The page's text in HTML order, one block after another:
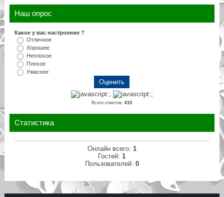
Наш опрос
Какое у вас настроение ?
Отличное
Хорошее
Неплохое
Плохое
Ужасное
Всего ответов:610
Статистика
Онлайн всего: 1
Гостей: 1
Пользователей: 0